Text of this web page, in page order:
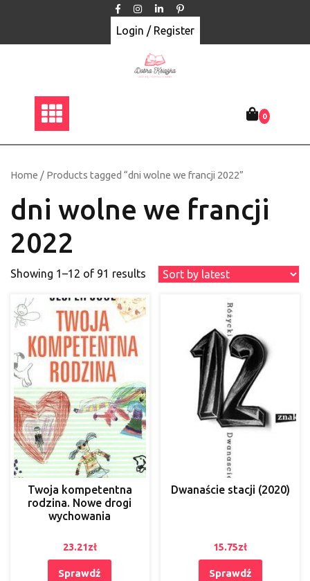
Login / Register
0
Home / Products tagged “dni wolne we francji 2022”
dni wolne we francji
2022
Showing 1–12 of 91 results
Twoja kompetentna
rodzina. Nowe drogi
wychowania
23.21zł
Sprawdź
Dwanaście stacji (2020)
15.75zł
Sprawdź